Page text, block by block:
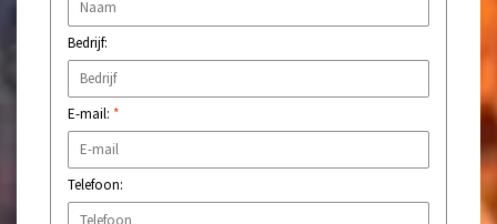
Bedrijf:
E-mail: *
Telefoon: